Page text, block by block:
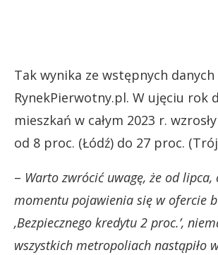
Tak wynika ze wstępnych danych
RynekPierwotny.pl. W ujęciu rok
mieszkań w całym 2023 r.
od 8 proc. (Łódź) do 27 proc.
– Warto zwrócić uwagę, że od lipca,
momentu pojawienia się w ofercie
‚Bezpiecznego kredytu 2 proc.’,
wszystkich metropoliach nastąpiło